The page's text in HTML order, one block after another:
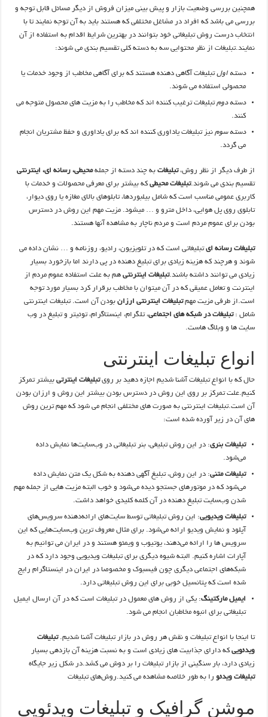
همچنین بررسی وضعیت بازار و پیش بینی میزان فروش از دیگر مسائل قابل توجه و
بررسی می باشد که افراد در مشاغل مختلفی که هستند باید به آن توجه نمایند تا با
انتخاب درست روش تبلیغاتی خود بتوانند در بهترین شرایط اقدام به استفاده از آن
نمایند.تبلیغات از نظر محتوایی سه به دسته کلی تقسیم بندی می شوند:
دسته اولتبلیغات آگاهی دهنده هستند که برای آگاهی مخاطب از وجود خدمات یا
محصولی استفاده می شوند.
دسته دومتبلیغات ترغیب کننده اند که مخاطب را به مزیت های محصول متوجه می
کنند.
دسته سوم نیز تبلیغات یاداوری کننده اند که برای یاداوری و حفظ مشتریان انجام
می گردد.
از طرف دیگر از نظر روش،تبلیغات به چند دسته از جملهمحیطی، رسانه ای، اینترنتی
تقسیم بندی می شوند.تبلیغات محیطی که بیشتر برای معرفی محصولات و خدمات با
کاربری عمومی مناسب است که شامل بیلبوردها، تابلوهای بالای مغازه یا روی دیوار،
تابلوی روی پل هوایی، داخل مترو و … میشود. مزیت مهم این روش در دسترس
بودن برای عموم مردم است و مردم ناچار به مشاهده آنها هستند.
تبلیغات رسانه ایتبلیغاتی است که در تلویزیون، رادیو، روزنامه و … نشان داده می
شوند و هرچند که هزینه زیادی برای تبلیغ دهنده در پی دارند اما بازخورد بسیار
زیادی می توانند داشته باشند.تبلیغات اینترنتی هم به علت استفاده عموم مردم از
اینترنت و تعامل عمیقی که در آن میتوان با مخاطب برقرار کرد بسیار مورد توجه
است.از طرفی مزیت مهمتبلیغات اینترنتی ارزان بودن آن است. تبلیغات اینترنتی
شامل :تبلیغات در شبکه های اجتماعی، تلگرام، اینستاگرام، توئیتر و تبلیغ در وب
سایت ها و وبلاگ هاست.
انواع تبلیغات اینترنتی
حال که با انواع تبلیغات آشنا شدیم اجازه دهید بر رویتبلیغات اینترتی بیشتر تمرکز
کنیم.علت تمرکز بر روی این روش در دسترس بودن بیشتر این روش و ارزان بودن
آن است.تبلیغات اینترنتی به صورت های مختلفی انجام می شود که مهم ترین روش
های آن در زیر آورده شده است:
تبلیغات بنری: در این روش تبلیغی، بنر تبلیغاتی در وب‌سایت‌ها نمایش داده
می‌شود.
تبلیغات متنی: در این روش، تبلیغ آگهی‌ دهنده به شکل یک متن نمایش داده
می‌شود که در موتورهای جستجو دیده می‌شود و خوب البته مزیت هایی از جمله مهم
شدن وب‌سایت تبلیغ دهنده در آن کلمه کلیدی خواهد داشت.
تبلیغات ویدیویی: این روش تبلیغاتی توسط سایت‌های ارائه‌دهنده سرویس‌های
آپلود و نمایش ویدیو ارائه می‌شود. برای مثال معروف ترین وب‌سایت‌هایی که این
سرویس ها را ارائه می‌دهند، یوتیوب و ویمئو هستند و در ایران می توانیم به
آپارات اشاره کنیم. البته شیوه دیگری برای تبلیغات ویدیویی وجود دارد که در
شبکه‌های اجتماعی دیگری چون فیسبوک و مخصوصا در ایران در اینستاگرام رایج
شده است که پتانسیل خوبی برای این روش تبلیغاتی دارد.
ایمیل مارکتینگ: یکی از روش های معمول در تبلیغات است که در آن ارسال ایمیل
تبلیغاتی برای انبوه مخاطبان انجام می شود.
تا اینجا با انواع تبلیغات و نقش هر روش در بازار تبلیغات آشنا شدیم.تبلیغات
ویدئویی که دارای جذابیت های زیادی است و به نسبت هزینه آن بازدهی بسیار
زیادی دارد، بار سنگینی از بازار تبلیغات را بر دوش می کشد.در شکل زیر جایگاه
تبلیغات ویدئو را به طور خلاصه مشاهده می کنید.روش‌های تبلیغات
موشن گرافیک و تبلیغات ویدئویی